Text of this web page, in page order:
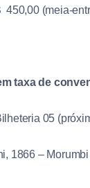
450,00 (meia-
taxa de
05
1866 –